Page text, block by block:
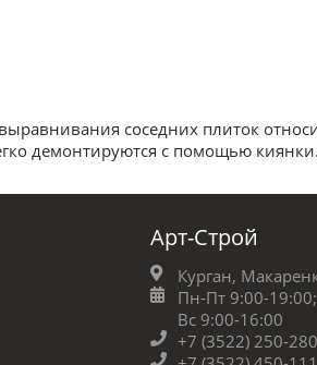
соседних плиток
демонтируются с помощью киянки.
Арт-Строй
Курган,
Пн-Пт 9:00-19:00;
Вс 9:00-16:00
+7 (3522) 250-280